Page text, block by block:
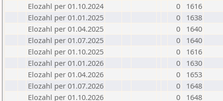
Elozahl per 01.10.2024
0
1616
Elozahl per 01.01.2025
0
1638
Elozahl per 01.04.2025
0
1640
Elozahl per 01.07.2025
0
1640
Elozahl per 01.10.2025
0
1616
Elozahl per 01.01.2026
0
1630
Elozahl per 01.04.2026
0
1653
Elozahl per 01.07.2026
0
1648
Elozahl per 01.10.2026
0 1648